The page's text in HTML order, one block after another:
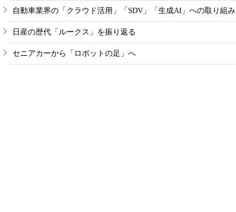
自動車業界の「クラウド活用」「SDV」「生成AI」への取り組み
日産の歴代「ルークス」を振り返る
セニアカーから「ロボットの足」へ